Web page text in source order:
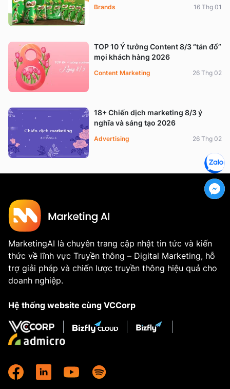
Brands 16 Thg 01
TOP 10 Ý tưởng Content 8/3 “tán đổ”
mọi khách hàng 2026
Content Marketing 26 Thg 02
18+ Chiến dịch marketing 8/3 ý
nghĩa và sáng tạo 2026
Advertising 26 Thg 02
MarketingAI là chuyên trang cập nhật tin tức và kiến
thức về lĩnh vực Truyền thông – Digital Marketing, hỗ
trợ giải pháp và chiến lược truyền thông hiệu quả cho
doanh nghiệp.
Hệ thống website cùng VCCorp